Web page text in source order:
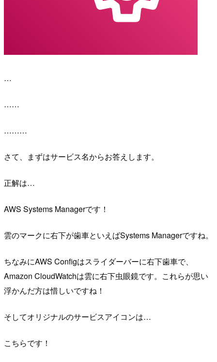
…
……
………
さて、まずはサービス名からお答えします。
正解は…
AWS Systems Managerです！
雲のマークに右下が歯車といえばSystems Managerですね。
ちなみにAWS Configはスライダーバーに右下歯車で、
Amazon CloudWatchは雲に右下虫眼鏡です。これらが思い
浮かんだ方は惜しいですね！
そしてオリジナルのサービスアイコンは…
こちらです！